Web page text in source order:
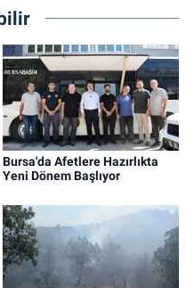
Bursa'da Afetlere Hazırlıkta
Yeni Dönem Başlıyor